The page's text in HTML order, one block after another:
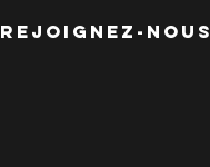
rejoignez-nous